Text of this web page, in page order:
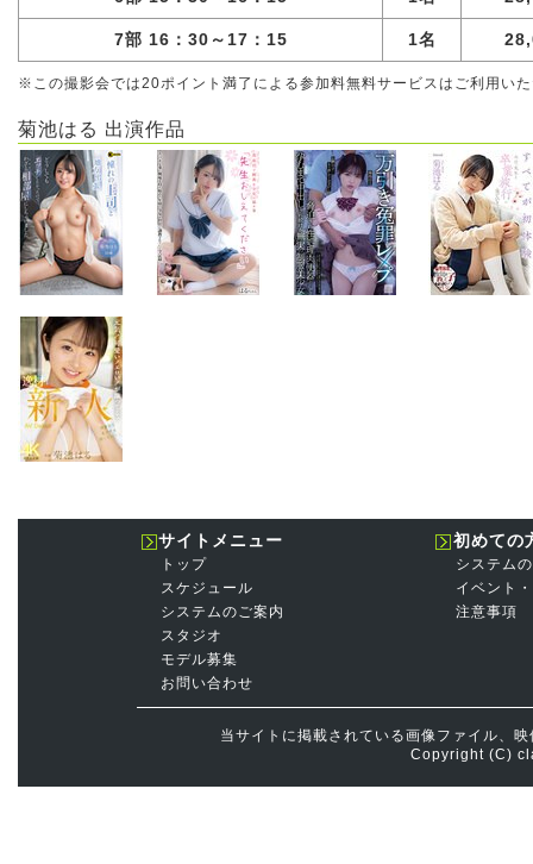
7部 16：30～17：15 1名
※この撮影会では20ポイント満了による参加料無料サービスはご利用い
菊池はる 出演作品
サイトメニュー
トップ
スケジュール
システムのご案内
スタジオ
モデル募集
お問い合わせ
初めての
システム
イベント
注意事項
当サイトに掲載されている画像ファイル、
Copyright (C)